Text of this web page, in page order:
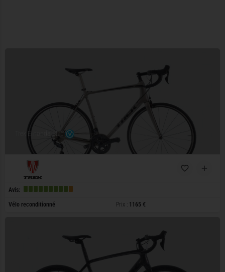
Trek Emonda SL 6
Avis:
Vélo reconditionné Prix : 1165 €